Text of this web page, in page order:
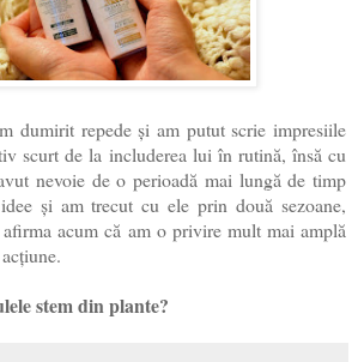
dumirit repede și am putut scrie impresiile
scurt de la includerea lui în rutină, însă cu
nevoie de o perioadă mai lungă de timp
și am trecut cu ele prin două sezoane,
acum că am o privire mult mai amplă
stem din plante?